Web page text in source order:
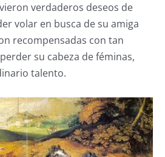
verdaderos deseos de
volar en busca de su amiga
recompensadas con tan
su cabeza de féminas,
talento.